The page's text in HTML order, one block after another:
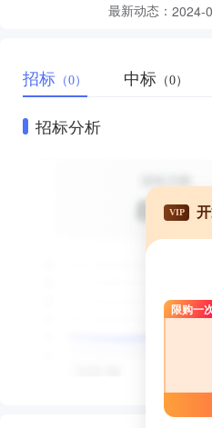
最新动态： 2024-
招标 （0） 中标 （0）
招标分析
VIP
限购一